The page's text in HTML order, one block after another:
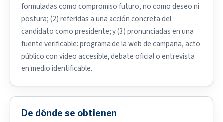
formuladas como compromiso futuro, no como deseo ni
postura; (2) referidas a una acción concreta del
candidato como presidente; y (3) pronunciadas en una
fuente verificable: programa de la web de campaña, acto
público con vídeo accesible, debate oficial o entrevista
en medio identificable.
De dónde se obtienen